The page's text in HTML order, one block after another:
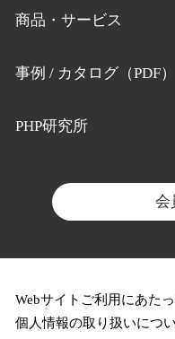
商品・サービス
事例 / カタログ（PDF）
PHP研究所
会
Webサイトご利用にあた
個人情報の取り扱いにつ